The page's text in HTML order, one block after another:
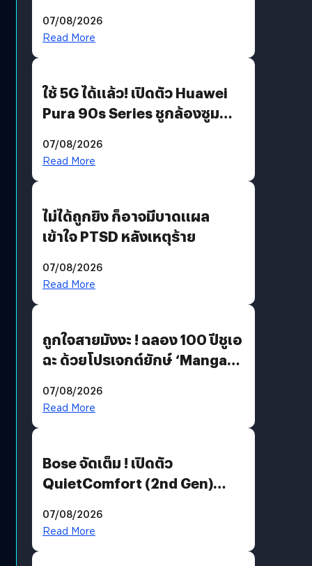
บริโภคและ B2B
07/08/2026
Read More
ใช้ 5G ได้แล้ว! เปิดตัว Huawei
Pura 90s Series ชูกล้องซูม
07/08/2026
Read More
ไม่ได้ถูกยิง ก็อาจมีบาดแผล
เข้าใจ PTSD หลังเหตุร้าย
07/08/2026
Read More
ถูกใจสายมังงะ ! ฉลอง 100 ปีชูเอ
ฉะ ด้วยโปรเจกต์ยักษ์ ‘Manga
มีภาษาไทยด้วย
07/08/2026
Read More
Bose จัดเต็ม ! เปิดตัว
QuietComfort (2nd Gen)
07/08/2026
Read More